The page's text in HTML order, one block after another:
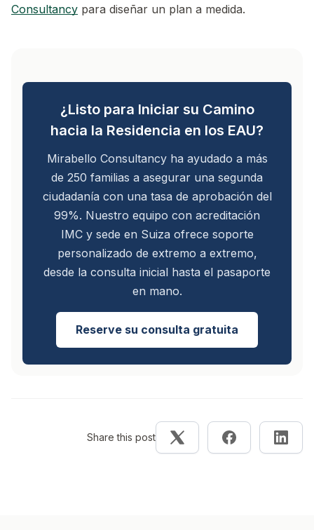
Consultancy para diseñar un plan a medida.
¿Listo para Iniciar su Camino
hacia la Residencia en los EAU?
Mirabello Consultancy ha ayudado a más
de 250 familias a asegurar una segunda
ciudadanía con una tasa de aprobación del
99%. Nuestro equipo con acreditación
IMC y sede en Suiza ofrece soporte
personalizado de extremo a extremo,
desde la consulta inicial hasta el pasaporte
en mano.
Reserve su consulta gratuita
Share this post